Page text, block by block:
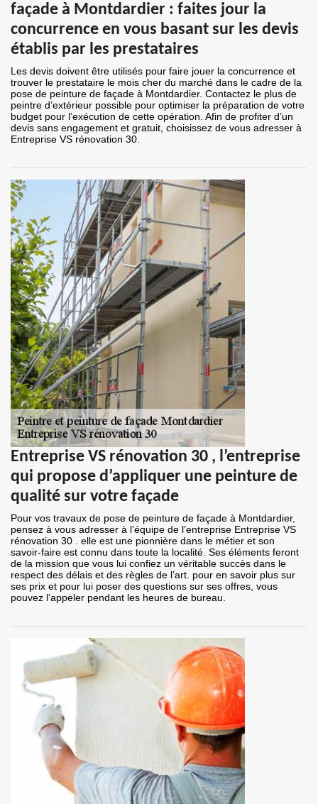
façade à Montdardier : faites jour la
concurrence en vous basant sur les devis
établis par les prestataires
Les devis doivent être utilisés pour faire jouer la concurrence et
trouver le prestataire le mois cher du marché dans le cadre de la
pose de peinture de façade à Montdardier. Contactez le plus de
peintre d’extérieur possible pour optimiser la préparation de votre
budget pour l’exécution de cette opération. Afin de profiter d’un
devis sans engagement et gratuit, choisissez de vous adresser à
Entreprise VS rénovation 30.
Entreprise VS rénovation 30 , l’entreprise
qui propose d’appliquer une peinture de
qualité sur votre façade
Pour vos travaux de pose de peinture de façade à Montdardier,
pensez à vous adresser à l’équipe de l’entreprise Entreprise VS
rénovation 30 . elle est une pionnière dans le métier et son
savoir-faire est connu dans toute la localité. Ses éléments feront
de la mission que vous lui confiez un véritable succès dans le
respect des délais et des règles de l’art. pour en savoir plus sur
ses prix et pour lui poser des questions sur ses offres, vous
pouvez l’appeler pendant les heures de bureau.